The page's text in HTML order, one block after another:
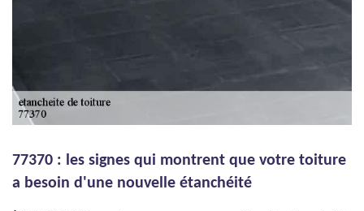
77370 : les signes qui montrent que votre toiture
a besoin d'une nouvelle étanchéité